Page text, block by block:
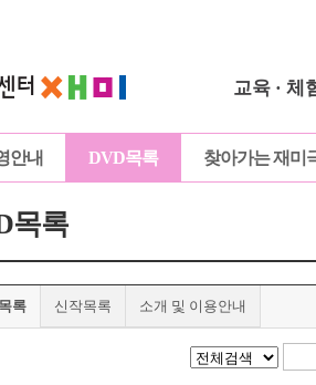
교육 · 체
안내 DVD목록 찾아가는 재미
목록
록 신작목록 소개 및 이용안내